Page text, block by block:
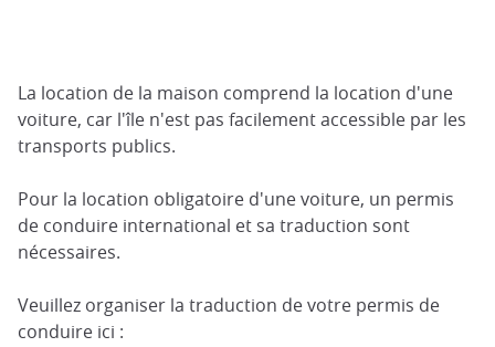
La location de la maison comprend la location d'une
voiture, car l'île n'est pas facilement accessible par les
transports publics.
Pour la location obligatoire d'une voiture, un permis
de conduire international et sa traduction sont
nécessaires.
Veuillez organiser la traduction de votre permis de
conduire ici :